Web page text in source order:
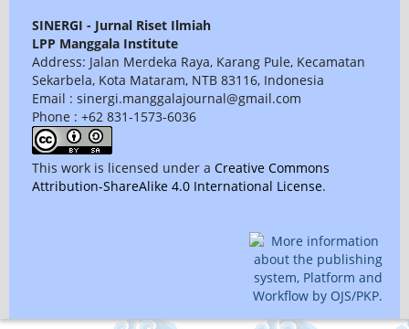
SINERGI - Jurnal Riset Ilmiah
LPP Manggala Institute
Address: Jalan Merdeka Raya, Karang Pule, Kecamatan
Sekarbela, Kota Mataram, NTB 83116, Indonesia
Email : sinergi.manggalajournal@gmail.com
Phone : +62 831-1573-6036
This work is licensed under a Creative Commons
Attribution-ShareAlike 4.0 International License.